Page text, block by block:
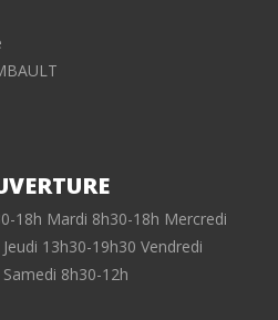
18h Mardi 8h30-18h Mercredi
13h30-19h30 Vendredi
8h30-12h